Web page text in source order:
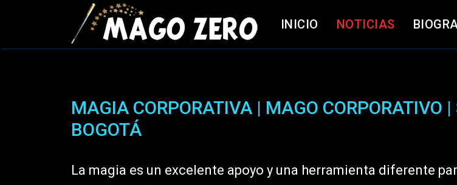
INICIO NOTICIAS
MAGIA CORPORATIVA | MAGO CORPORATIVO
BOGOTÁ
La magia es un excelente apoyo y una herramienta diferente